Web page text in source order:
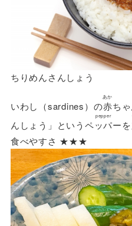
ちりめんさんしょう
いわし（sardines）の赤
あか
ち
んしょう」という ペッパー
pepper
を
食べやすさ ★★★